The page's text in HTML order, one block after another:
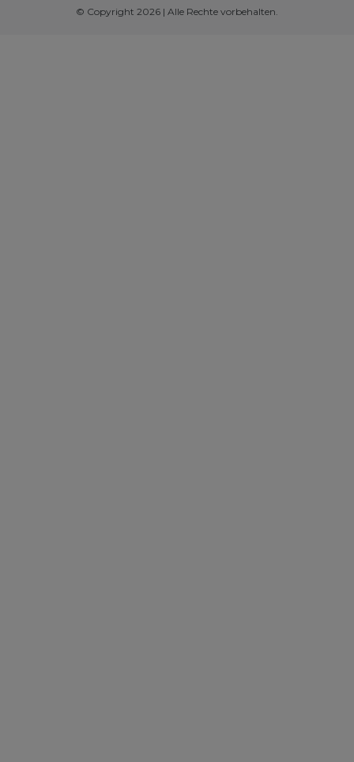
© Copyright 2026 | Alle Rechte vorbehalten.